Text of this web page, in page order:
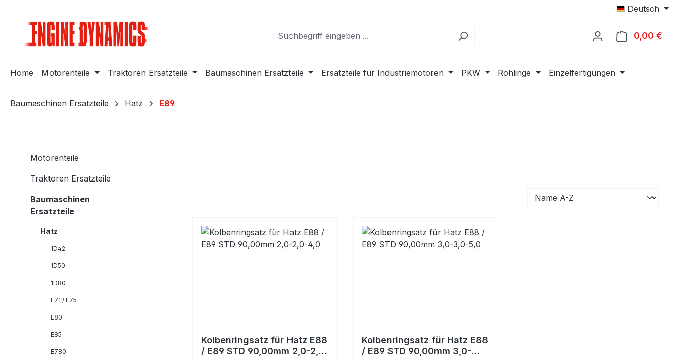
Deutsch
0,00 €
Home Motorenteile Traktoren Ersatzteile Baumaschinen Ersatzteile Ersatzteile für Industriemotoren PKW Rohlinge Einzelfertigungen
Baumaschinen Ersatzteile Hatz E89
Motorenteile
Traktoren Ersatzteile
Baumaschinen
Ersatzteile
Hatz
1D42
1D50
1D80
E71 / E75
E80
E85
E780
Kolbenringsatz für Hatz E88
/ E89 STD 90,00mm 2,0-2,0-
Kolbenringsatz für Hatz E88
/ E89 STD 90,00mm 3,0-